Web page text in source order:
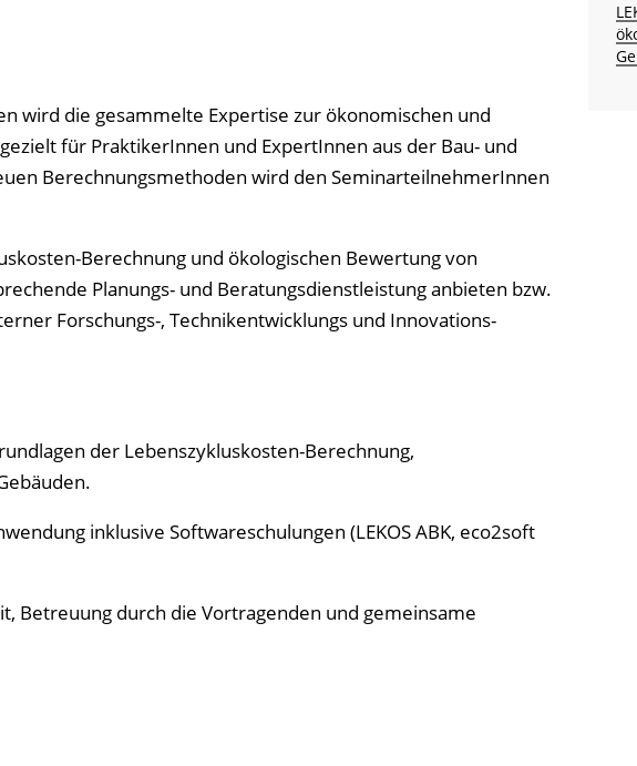
wird die gesammelte Expertise zur ökonomischen und
für PraktikerInnen und ExpertInnen aus der Bau- und
Berechnungsmethoden wird den Seminarteil­nehmerInnen
Berechnung und ökologischen Bewertung von
Planungs- und Beratungs­dienstleistung anbieten bzw.
Forschungs-, Technikentwicklungs und Innovations-
der Lebenszykluskosten-Berechnung,
inklusive Softwareschulungen (LEKOS ABK, eco2soft
Betreuung durch die Vortragenden und gemeinsame